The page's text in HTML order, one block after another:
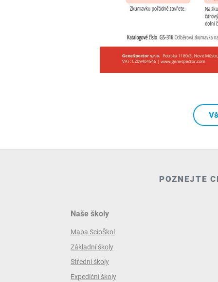
POZNEJTE
Naše školy
Mapa ScioŠkol
Základní školy
Střední školy
Expediční školy